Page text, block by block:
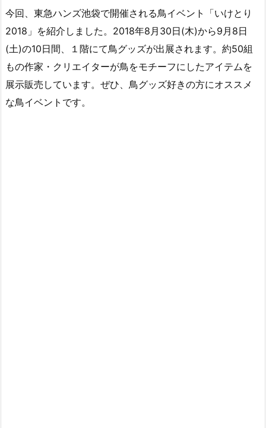
今回、東急ハンズ池袋で開催される鳥イベント「いけとり
2018」を紹介しました。2018年8月30日(木)から9月8日
(土)の10日間、１階にて鳥グッズが出展されます。約50組
もの作家・クリエイターが鳥をモチーフにしたアイテムを
展示販売しています。ぜひ、鳥グッズ好きの方にオススメ
な鳥イベントです。